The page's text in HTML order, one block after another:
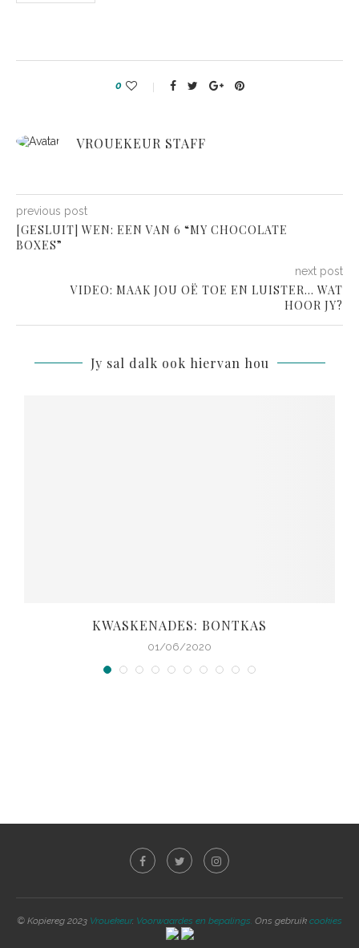
0
VROUEKEUR STAFF
previous post
[GESLUIT] WEN: EEN VAN 6 “MY CHOCOLATE
BOXES”
next post
VIDEO: MAAK JOU OË TOE EN LUISTER… WAT
HOOR JY?
Jy sal dalk ook hiervan hou
KWASKENADES: BONTKAS
01/06/2020
© Kopiereg 2023 Vrouekeur. Voorwaardes en bepalings. Ons gebruik cookies